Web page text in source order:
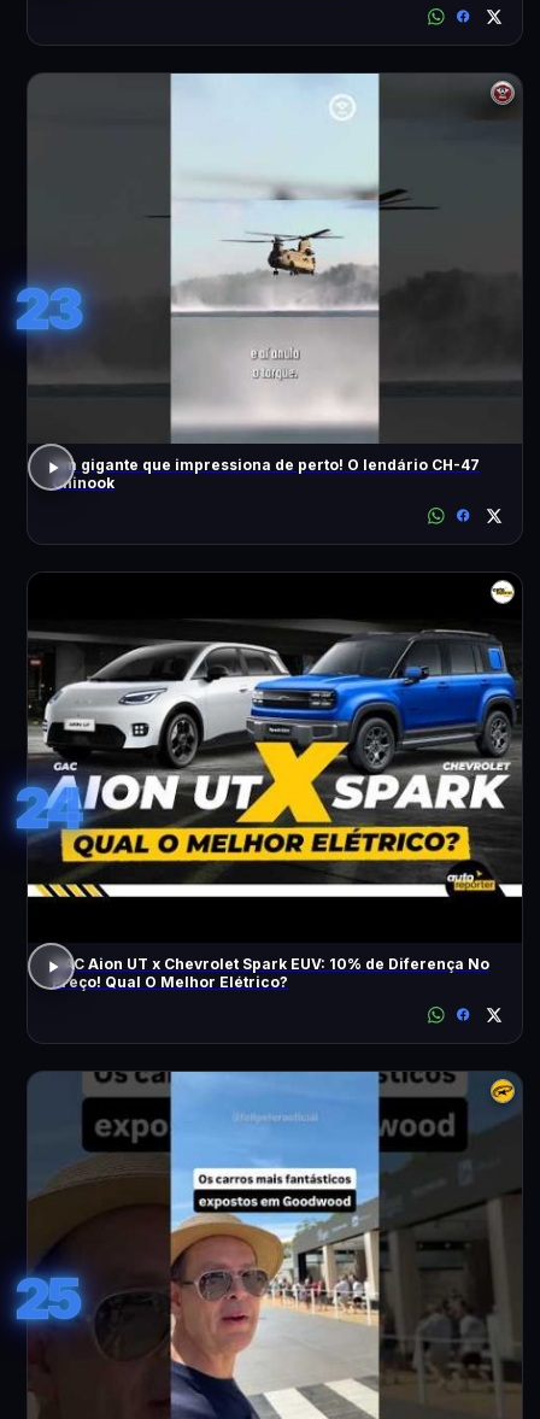
23
Um gigante que impressiona de perto! O lendário CH-47
Chinook
24
GAC Aion UT x Chevrolet Spark EUV: 10% de Diferença No
Preço! Qual O Melhor Elétrico?
25